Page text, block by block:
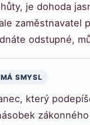
je dohoda
zaměstnavatel
odstupné,
SMYSL
který